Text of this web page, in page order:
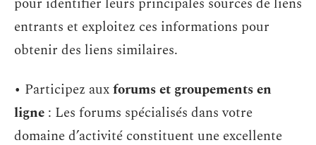
entrants et exploitez ces informations pour
obtenir des liens similaires.
• Participez auxforums et groupements en
ligne : Les forums spécialisés dans votre
domaine d’activité constituent une excellente